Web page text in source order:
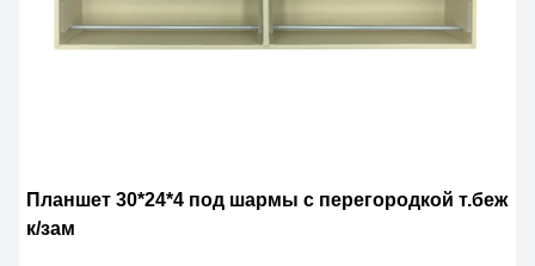
Планшет 30*24*4 под шармы с перегородкой т.беж
к/зам